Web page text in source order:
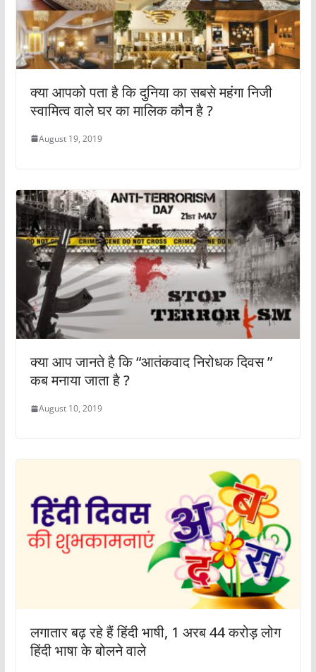
क्या आपको पता है कि दुनिया का सबसे महंगा निजी
स्वामित्व वाले घर का मालिक कौन है ?
August 19, 2019
क्या आप जानते है कि “आतंकवाद निरोधक दिवस ”
कब मनाया जाता है ?
August 10, 2019
लगातार बढ़ रहे हैं हिंदी भाषी, 1 अरब 44 करोड़ लोग
हिंदी भाषा के बोलने वाले